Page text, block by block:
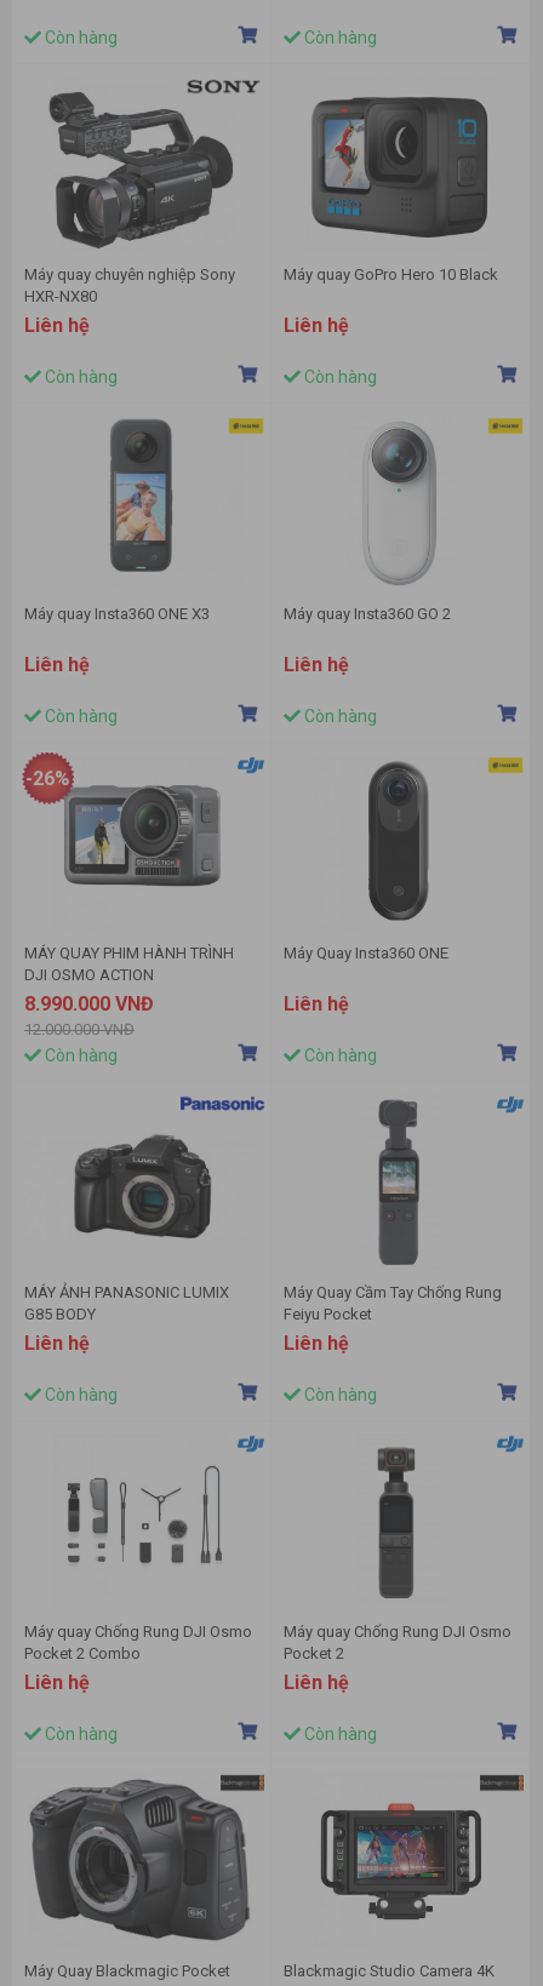
Còn hàng Còn hàng
Máy quay chuyên nghiệp Sony
HXR-NX80
Liên hệ
Còn hàng
Máy quay GoPro Hero 10 Black
Liên hệ
Còn hàng
Máy quay Insta360 ONE X3
Liên hệ
Còn hàng
Máy quay Insta360 GO 2
Liên hệ
Còn hàng
MÁY QUAY PHIM HÀNH TRÌNH
DJI OSMO ACTION
8.990.000 VNĐ
12.000.000 VNĐ
-26%
Còn hàng
Máy Quay Insta360 ONE
Liên hệ
Còn hàng
MÁY ẢNH PANASONIC LUMIX
G85 BODY
Liên hệ
Còn hàng
Máy Quay Cầm Tay Chống Rung
Feiyu Pocket
Liên hệ
Còn hàng
Máy quay Chống Rung DJI Osmo
Pocket 2 Combo
Liên hệ
Còn hàng
Máy quay Chống Rung DJI Osmo
Pocket 2
Liên hệ
Còn hàng
Máy Quay Blackmagic Pocket
Blackmagic Studio Camera 4K